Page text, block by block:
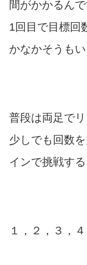
間がかかるんで
1回目で目標回
かなかそうもい
普段は両足で
少しでも回数
インで挑戦す
１，２，３，